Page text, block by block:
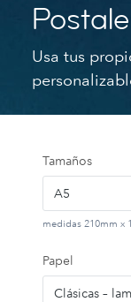
Usa tus
Tamaños
A5
medidas 210mm x
Papel
Clásicas –